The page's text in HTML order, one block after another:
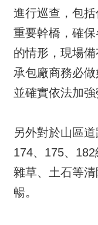
進行巡查，包
重要幹橋，確
的情形，現場
承包廠商務必
並確實依法加強
另外對於山區
174、175、
雜草、土石等
暢。